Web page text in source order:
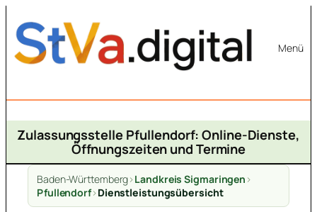
Inhalt
springen
Menü
Zulassungsstelle Pfullendorf: Online-Dienste,
Öffnungszeiten und Termine
Baden-Württemberg>Landkreis Sigmaringen >
Pfullendorf>Dienstleistungsübersicht